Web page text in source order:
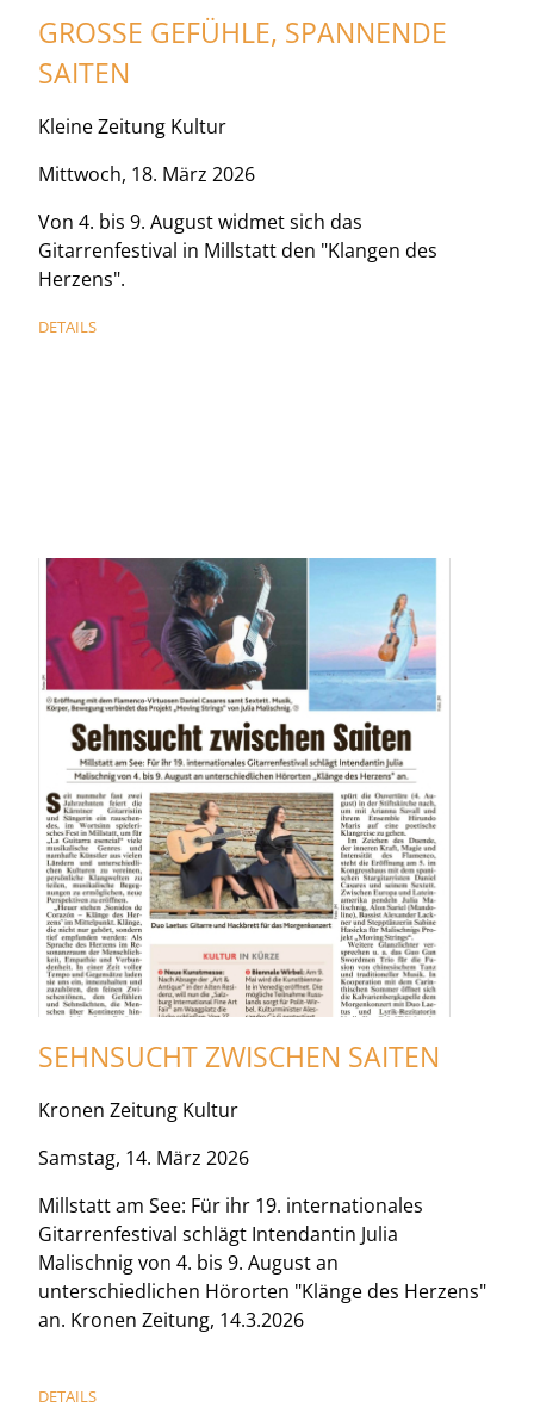
GROSSE GEFÜHLE, SPANNENDE S
AITEN
Kleine Zeitung Kultur
Mittwoch, 18. März 2026
Von 4. bis 9. August widmet sich das
Gitarrenfestival in Millstatt den "Klangen des
Herzens".
DETAILS
SEHNSUCHT ZWISCHEN SAITEN
Kronen Zeitung Kultur
Samstag, 14. März 2026
Millstatt am See: Für ihr 19. internationales
Gitarrenfestival schlägt Intendantin Julia
Malischnig von 4. bis 9. August an
unterschiedlichen Hörorten "Klänge des Herzens"
an. Kronen Zeitung, 14.3.2026
DETAILS